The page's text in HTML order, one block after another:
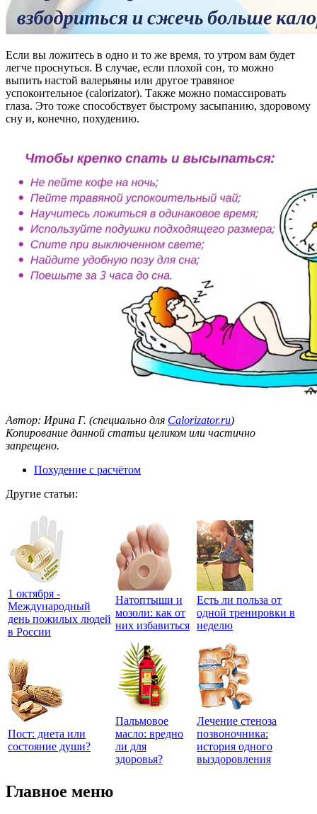
Если вы ложитесь в одно и то же время, то утром вам будет
легче проснуться. В случае, если плохой сон, то можно
выпить настой валерьяны или другое травяное
успокоительное (calorizator). Также можно помассировать
глаза. Это тоже способствует быстрому засыпанию, здоровому
сну и, конечно, похудению.
Автор: Ирина Г. (специально для Calorizator.ru)
Копирование данной статьи целиком или частично
запрещено.
Похудение с расчётом
Другие статьи:
1 октября -
Международный
день пожилых людей
в России
Натоптыши и
мозоли: как от
них избавиться
Есть ли польза от
одной тренировки в
неделю
Пост: диета или
состояние души?
Пальмовое
масло: вредно
ли для
здоровья?
Лечение стеноза
позвоночника:
история одного
выздоровления
Главное меню